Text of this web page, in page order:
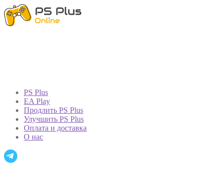
PS Plus
EA Play
Продлить PS Plus
Улучшить PS Plus
Оплата и доставка
О нас